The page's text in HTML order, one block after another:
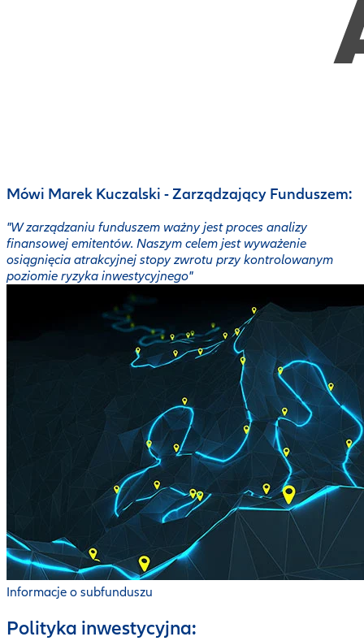
Mówi Marek Kuczalski - Zarządzający Funduszem:
"W zarządzaniu funduszem ważny jest proces analizy
finansowej emitentów. Naszym celem jest wyważenie
osiągnięcia atrakcyjnej stopy zwrotu przy kontrolowanym
poziomie ryzyka inwestycyjnego"
Informacje o subfunduszu
Polityka inwestycyjna: